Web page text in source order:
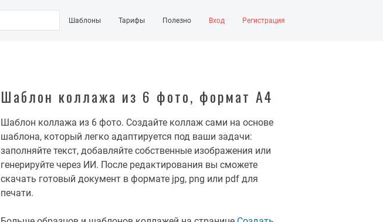
Шаблоны Тарифы Полезно Вход Регистрация
Шаблон коллажа из 6 фото, формат А4
Шаблон коллажа из 6 фото. Создайте коллаж сами на основе
шаблона, который легко адаптируется под ваши задачи:
заполняйте текст, добавляйте собственные изображения или
генерируйте через ИИ. После редактирования вы сможете
скачать готовый документ в формате jpg, png или pdf для
печати.